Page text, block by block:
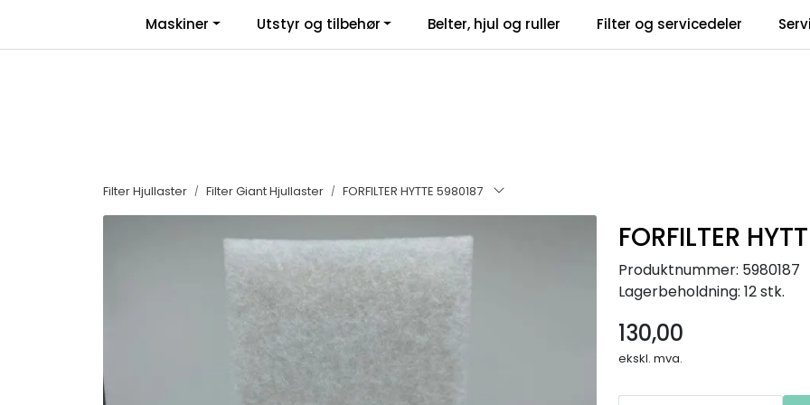
Facebook | Salgsbetingelser | Nyhetsbrev
Maskiner Utstyr og tilbehør Belter, hjul og ruller Filter og servicedeler
Filter Hjullaster Filter Giant Hjullaster FORFILTER HYTTE 5980187
FORFILTER
Produktnummer: 5980187
Lagerbeholdning: 12 stk.
130,00
ekskl. mva.